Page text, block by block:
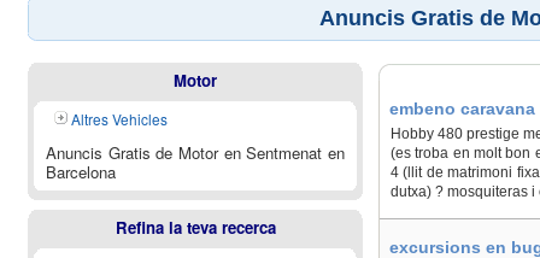
Anuncis Gratis de
embeno
Hobby 480 prestige
(es troba en molt bon
4 (llit de matrimoni
dutxa) ? mosquiteras
excursions en
Motor
Altres Vehicles
Anuncis Gratis de Motor en Sentmenat en
Barcelona
Refina la teva recerca